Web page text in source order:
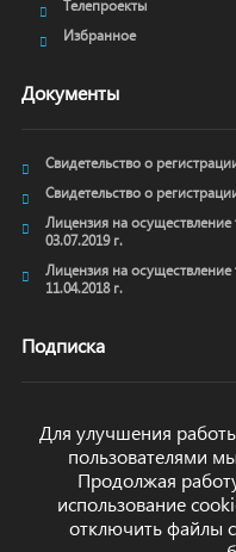
Телепроекты
Избранное
Документы
Свидетельство о
Свидетельство о
Лицензия на
03.07.2019 г.
Лицензия на
11.04.2018 г.
Подписка
Для улучшения
пользователями
Продолжая
использование
отключить файлы